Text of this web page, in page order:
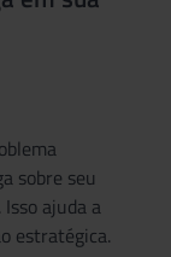
sobre seu
ajuda a
estratégica.